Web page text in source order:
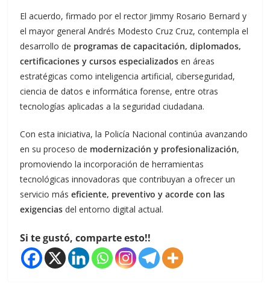
El acuerdo, firmado por el rector Jimmy Rosario Bernard y
el mayor general Andrés Modesto Cruz Cruz, contempla el
desarrollo de programas de capacitación, diplomados,
certificaciones y cursos especializados en áreas
estratégicas como inteligencia artificial, ciberseguridad,
ciencia de datos e informática forense, entre otras
tecnologías aplicadas a la seguridad ciudadana.
Con esta iniciativa, la Policía Nacional continúa avanzando
en su proceso de modernización y profesionalización,
promoviendo la incorporación de herramientas
tecnológicas innovadoras que contribuyan a ofrecer un
servicio máseficiente, preventivo y acorde con las
exigenciasdel entorno digital actual.
Si te gustó, comparte esto!!